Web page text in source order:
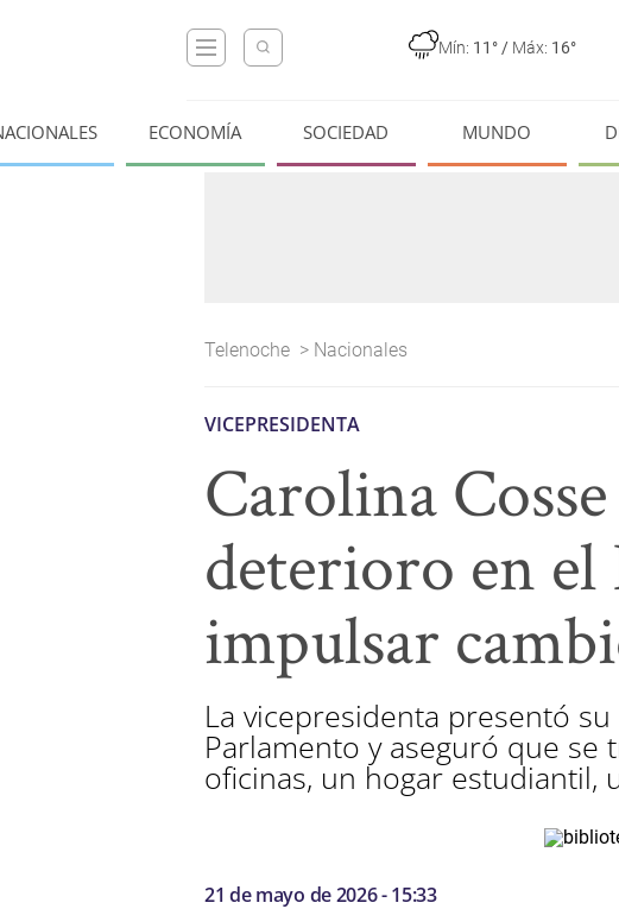
Mín: 11° / Máx: 16°
ECONOMÍA SOCIEDAD MUNDO
Telenoche > Nacionales
VICEPRESIDENTA
Carolina
deterioro en el
impulsar
La vicepresidenta presentó
Parlamento y aseguró que se
oficinas, un hogar estudiantil,
21 de mayo de 2026 - 15:33